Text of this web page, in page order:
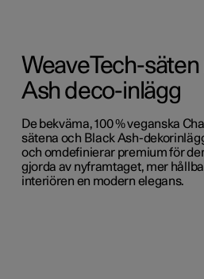
WeaveTech-
Ash deco-inlägg
De bekväma, 100 % veganska
sätena och Black Ash-
och omdefinierar premium för
gjorda av nyframtaget, mer
interiören en modern elegans.